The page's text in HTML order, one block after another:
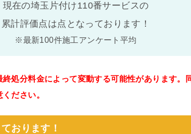
現在の埼玉片付け110番サービスの
累計評価点は点となっております！
※最新100件施工アンケート平均
処分料金によって変動する可能性があります。
ださい。
おります！